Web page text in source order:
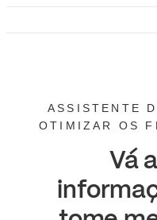
ASSISTENTE
OTIMIZAR OS
Vá